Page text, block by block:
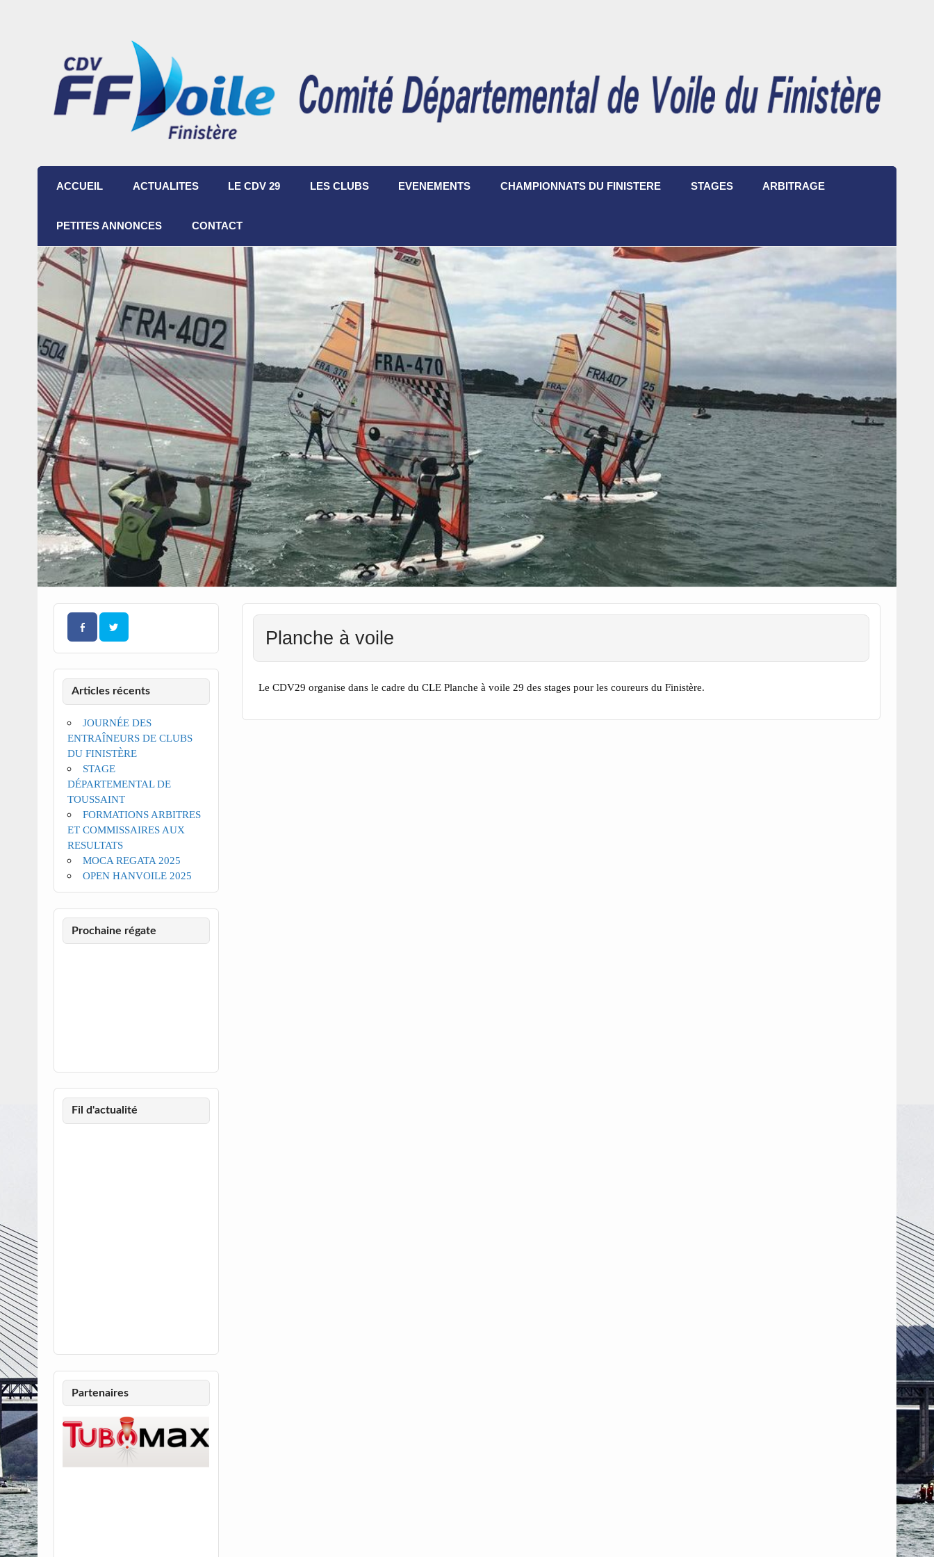
ACCUEIL ACTUALITES LE CDV 29 LES CLUBS EVENEMENTS CHAMPIONNATS DU FINISTERE STAGES ARBITRAGE
PETITES ANNONCES CONTACT
Planche à voile
Le CDV29 organise dans le cadre du CLE Planche à voile 29 des stages pour les coureurs du Finistère.
Articles récents
JOURNÉE DES
ENTRAÎNEURS DE CLUBS
DU FINISTÈRE
STAGE
DÉPARTEMENTAL DE
TOUSSAINT
FORMATIONS ARBITRES
ET COMMISSAIRES AUX
RESULTATS
MOCA REGATA 2025
OPEN HANVOILE 2025
Prochaine régate
Fil d'actualité
Partenaires